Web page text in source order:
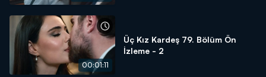
00:01:11
Üç Kız Kardeş 79. Bölüm Ön
İzleme - 2